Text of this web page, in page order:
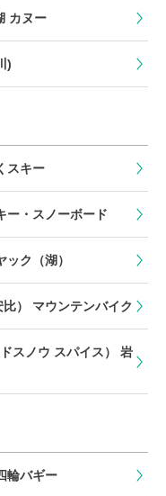
カヌー
)
スキー
ー・スノーボード
ク（湖）
） マウンテンバイク
スノウ スパイス） 岩
輪バギー